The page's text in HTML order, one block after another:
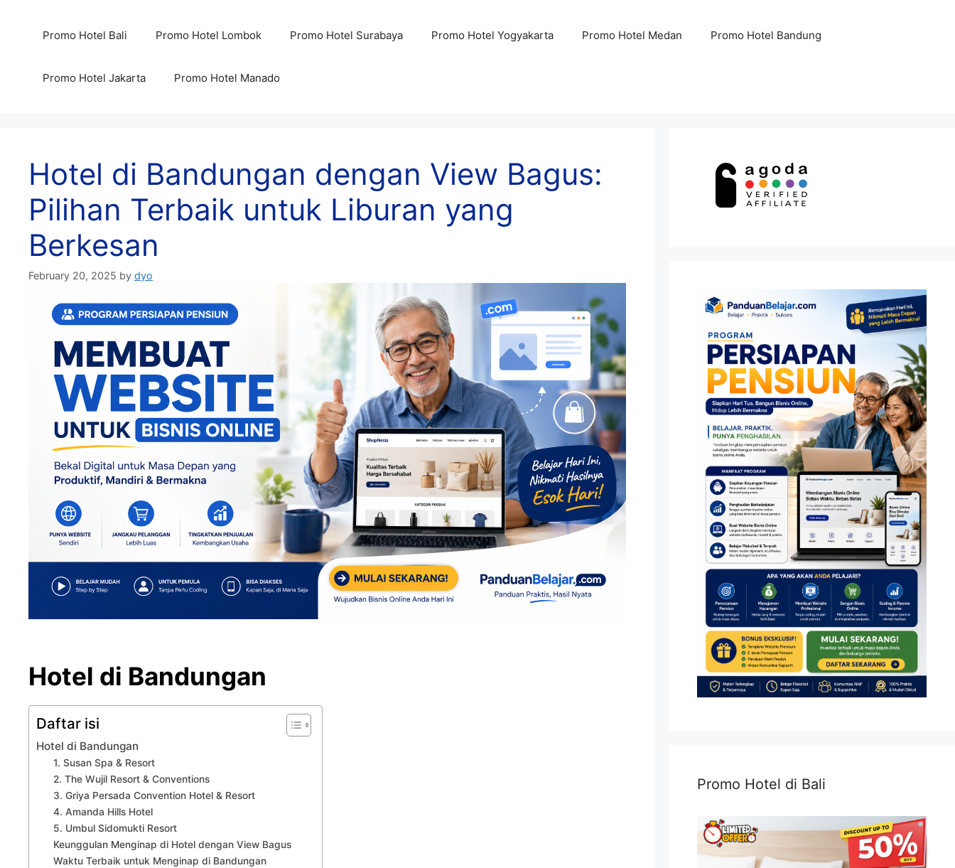
Promo Hotel Bali Promo Hotel Lombok Promo Hotel Surabaya Promo Hotel Yogyakarta Promo Hotel Medan Promo Hotel Bandung
Promo Hotel Jakarta Promo Hotel Manado
Hotel di Bandungan dengan View Bagus:
Pilihan Terbaik untuk Liburan yang
Berkesan
February 20, 2025 by dyo
Hotel di Bandungan
Daftar isi
Hotel di Bandungan
1. Susan Spa & Resort
2. The Wujil Resort & Conventions
3. Griya Persada Convention Hotel & Resort
4. Amanda Hills Hotel
5. Umbul Sidomukti Resort
Keunggulan Menginap di Hotel dengan View Bagus
Waktu Terbaik untuk Menginap di Bandungan
Promo Hotel di Bali